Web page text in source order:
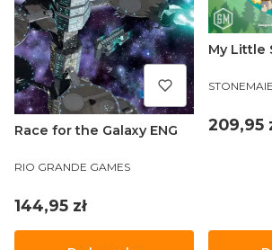
Race for the Galaxy ENG
PRODUCENT
RIO GRANDE GAMES
Cena
144,95 zł
My Little
Cena
209,95